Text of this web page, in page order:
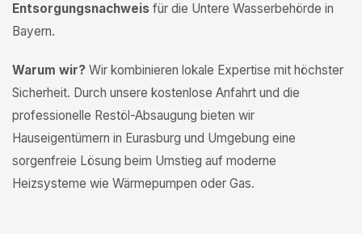
Entsorgungsnachweis für die Untere Wasserbehörde in
Bayern.
Warum wir? Wir kombinieren lokale Expertise mit höchster
Sicherheit. Durch unsere kostenlose Anfahrt und die
professionelle Restöl-Absaugung bieten wir
Hauseigentümern in Eurasburg und Umgebung eine
sorgenfreie Lösung beim Umstieg auf moderne
Heizsysteme wie Wärmepumpen oder Gas.